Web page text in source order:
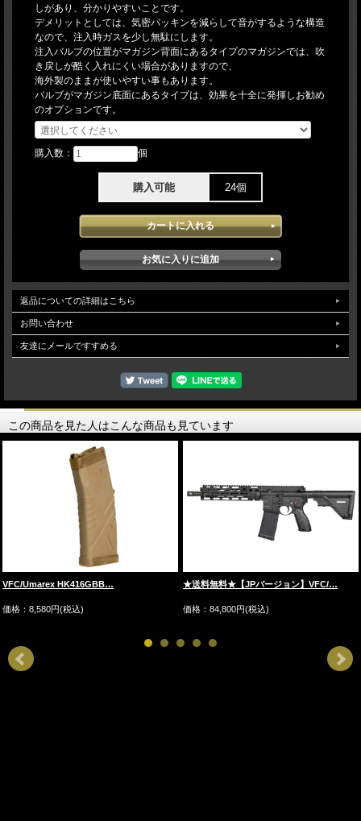
しがあり、分かりやすいことです。
デメリットとしては、気密パッキンを減らして音がするような構造
なので、注入時ガスを少し無駄にします。
注入バルブの位置がマガジン背面にあるタイプのマガジンでは、吹
き戻しが酷く入れにくい場合がありますので、
海外製のままが使いやすい事もあります。
バルブがマガジン底面にあるタイプは、効果を十全に発揮しお勧め
のオプションです。
購入数： 個
購入可能 24個
返品についての詳細はこちら
お問い合わせ
友達にメールですすめる
この商品を見た人はこんな商品も見ています
VFC/Umarex HK416GBB…
価格：8,580円(税込)
★送料無料★【JPバージョン】VFC/…
価格：84,800円(税込)